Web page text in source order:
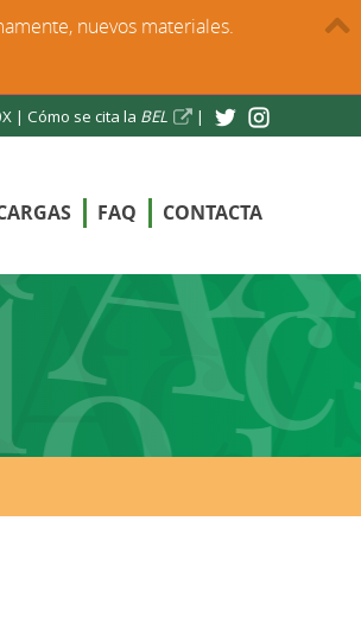
| Cómo se cita la BEL |
FAQ CONTACTA
nuevos materiales.